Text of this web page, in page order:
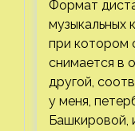
Формат
музыкальных
при котором
снимается в
другой,
у меня,
Башкировой,